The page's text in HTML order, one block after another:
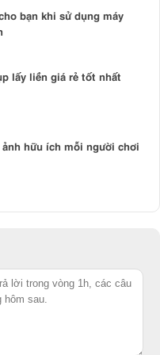
bạn khi sử dụng máy
lấy liền giá rẻ tốt nhất
ảnh hữu ích mỗi người chơi